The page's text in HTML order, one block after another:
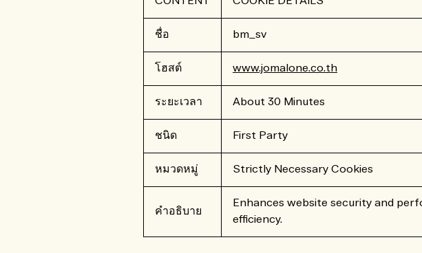
ชื่อ bm_sv
โฮสต์ www.jomalone.co.th
ระยะเวลา About 30 Minutes
ชนิด First Party
หมวดหมู่ Strictly Necessary Cookies
คำอธิบาย
Enhances website security and
efficiency.